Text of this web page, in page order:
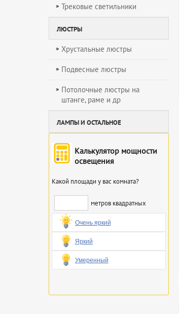
Трековые светильники
ЛЮСТРЫ
Хрустальные люстры
Подвесные люстры
Потолочные люстры на
штанге, раме и др
ЛАМПЫ И ОСТАЛЬНОЕ
Калькулятор мощности
освещения
Какой площади у вас комната?
метров квадратных
Очень яркий
Яркий
Умеренный